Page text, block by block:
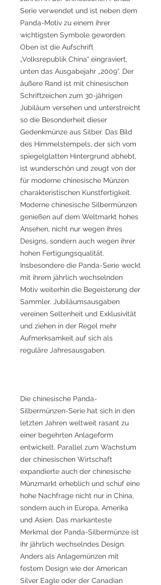
Serie verwendet und ist neben dem
Panda-Motiv zu einem ihrer
wichtigsten Symbole geworden.
Oben ist die Aufschrift
„Volksrepublik China“ eingraviert,
unten das Ausgabejahr „2009“. Der
äußere Rand ist mit chinesischen
Schriftzeichen zum 30-jährigen
Jubiläum versehen und unterstreicht
so die Besonderheit dieser
Gedenkmünze aus Silber. Das Bild
des Himmelstempels, der sich vom
spiegelglatten Hintergrund abhebt,
ist wunderschön und zeugt von der
für moderne chinesische Münzen
charakteristischen Kunstfertigkeit.
Moderne chinesische Silbermünzen
genießen auf dem Weltmarkt hohes
Ansehen, nicht nur wegen ihres
Designs, sondern auch wegen ihrer
hohen Fertigungsqualität.
Insbesondere die Panda-Serie weckt
mit ihrem jährlich wechselnden
Motiv weiterhin die Begeisterung der
Sammler. Jubiläumsausgaben
vereinen Seltenheit und Exklusivität
und ziehen in der Regel mehr
Aufmerksamkeit auf sich als
reguläre Jahresausgaben.
Die chinesische Panda-
Silbermünzen-Serie hat sich in den
letzten Jahren weltweit rasant zu
einer begehrten Anlageform
entwickelt. Parallel zum Wachstum
der chinesischen Wirtschaft
expandierte auch der chinesische
Münzmarkt erheblich und schuf eine
hohe Nachfrage nicht nur in China,
sondern auch in Europa, Amerika
und Asien. Das markanteste
Merkmal der Panda-Silbermünze ist
ihr jährlich wechselndes Design.
Anders als Anlagemünzen mit
festem Design wie der American
Silver Eagle oder der Canadian